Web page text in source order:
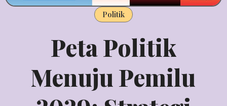
Politik
Peta Politik
Menuju Pemilu